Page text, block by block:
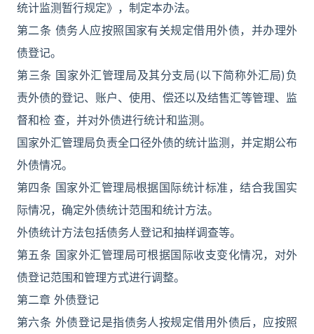
统计监测暂行规定》，制定本办法。
第二条 债务人应按照国家有关规定借用外债，并办理外
债登记。
第三条 国家外汇管理局及其分支局(以下简称外汇局)负
责外债的登记、账户、使用、偿还以及结售汇等管理、监
督和检 查，并对外债进行统计和监测。
国家外汇管理局负责全口径外债的统计监测，并定期公布
外债情况。
第四条 国家外汇管理局根据国际统计标准，结合我国实
际情况，确定外债统计范围和统计方法。
外债统计方法包括债务人登记和抽样调查等。
第五条 国家外汇管理局可根据国际收支变化情况，对外
债登记范围和管理方式进行调整。
第二章 外债登记
第六条 外债登记是指债务人按规定借用外债后，应按照